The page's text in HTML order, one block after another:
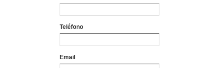
Teléfono
Email